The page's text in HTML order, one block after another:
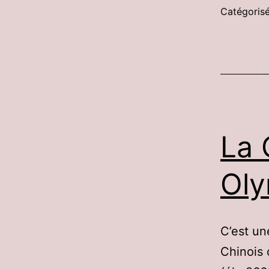
La
C’est
Chinois